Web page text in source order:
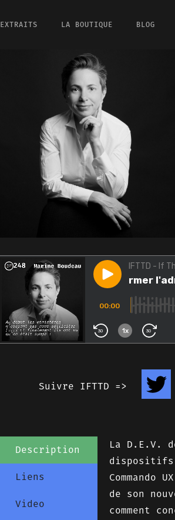
EXTRAITS LA BOUTIQUE BLOG
Suivre IFTTD =>
Description
Liens
Video
La D.E.V.
de son
comment